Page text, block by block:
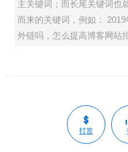
主关键词；而长尾关键词也
而来的关键词，例如：
外链吗，怎么提高博客网站
打赏